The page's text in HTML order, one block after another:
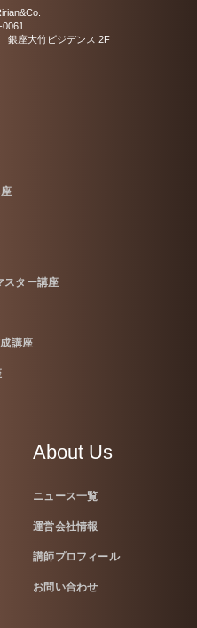
銀座大竹ビジデンス 2F
スター講座
講座
About Us
ニュース一覧
運営会社情報
講師プロフィール
お問い合わせ